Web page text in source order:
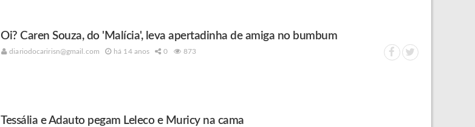
Oi? Caren Souza, do 'Malícia', leva apertadinha de amiga no bumbum
diariodocaririsn@gmail.com há 14 anos 0 873
Tessália e Adauto pegam Leleco e Muricy na cama